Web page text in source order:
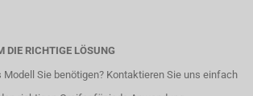
DIE RICHTIGE LÖSUNG
Sie benötigen? Kontaktieren Sie uns einfach